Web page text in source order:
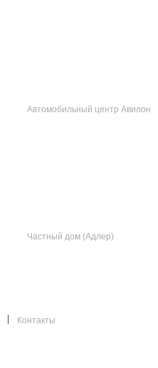
Автомобильный центр Авилон
Частный дом (Адлер)
Контакты